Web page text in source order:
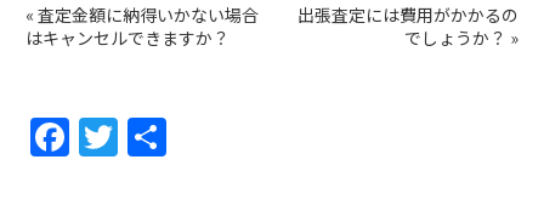
« 査定金額に納得いかない場合
はキャンセルできますか？
出張査定には費用がかかるの
でしょうか？ »
F
a
T
w